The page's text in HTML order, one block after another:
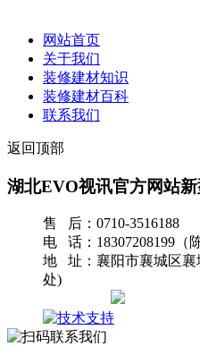
网站首页
关于我们
装修建材知识
装修建材百科
联系我们
返回顶部
湖北EVO视讯官方网站
售 后：0710-3516188
电 话：18307208199（
地 址：襄阳市襄城区襄
处)